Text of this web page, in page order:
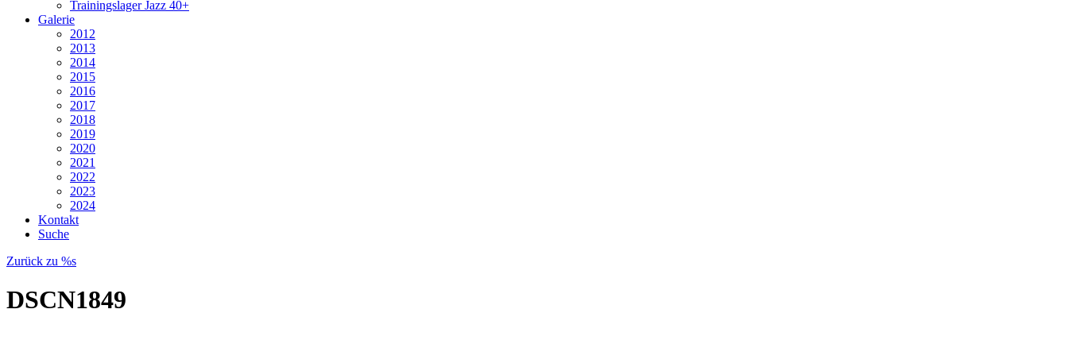
Trainingslager Jazz 40+
Galerie
2012
2013
2014
2015
2016
2017
2018
2019
2020
2021
2022
2023
2024
Kontakt
Suche
Zurück zu %s
DSCN1849